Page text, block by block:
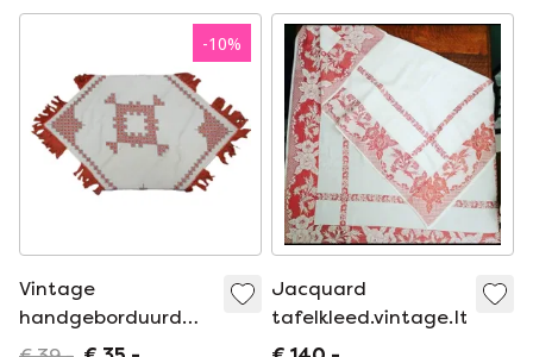
-10%
Vintage
handgeborduurd
tafelkleed 70 x 68
Jacquard
tafelkleed.vintage.Italië